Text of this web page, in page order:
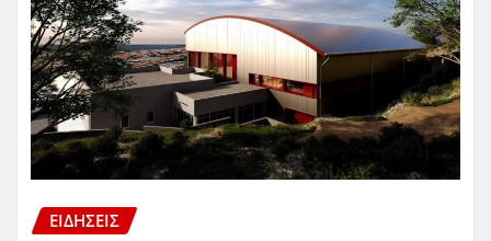
ΕΙΔΗΣΕΙΣ